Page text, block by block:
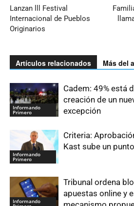
Lanzan lll Festival
Internacional de Pueblos
Originarios
Artículos relacionados Más del
Informando
Primero
Cadem: 49% está
creación de un
excepción
Informando
Primero
Criteria:
Kast sube un
Informando
Tribunal ordena
apuestas online y